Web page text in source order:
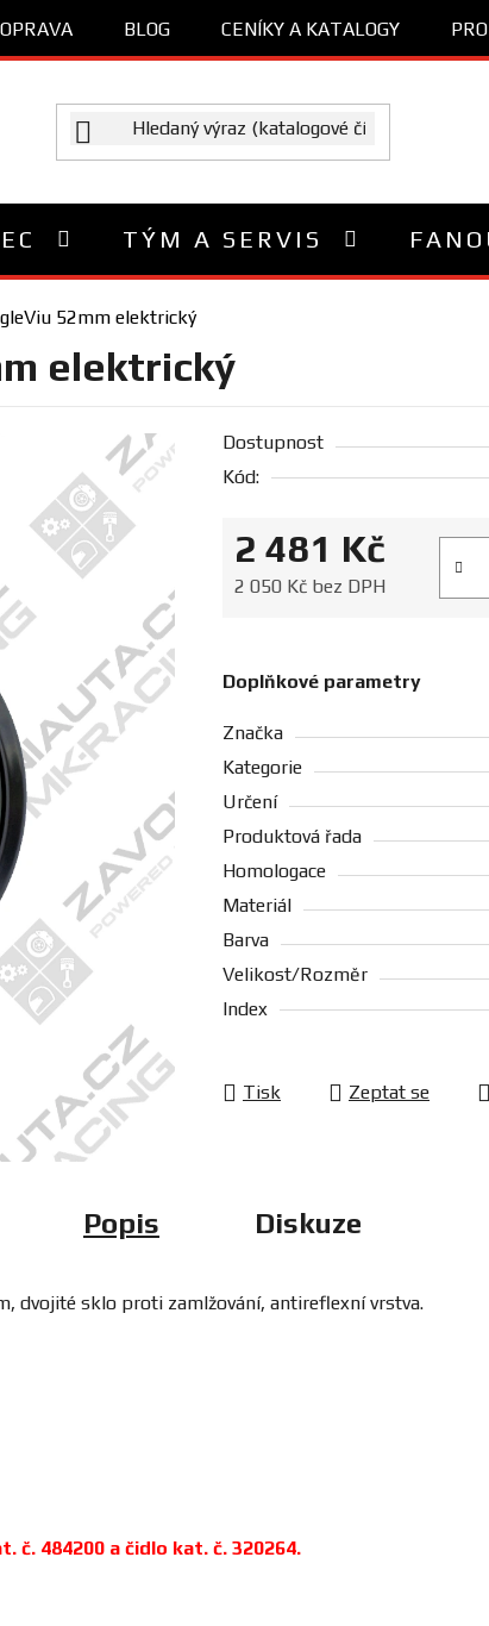
BLOG CENÍKY A KATALOGY
TÝM A SERVIS
52mm elektrický
elektrický
Dostupnost
Kód:
2 481 Kč
2 050 Kč bez DPH
Doplňkové parametry
Značka
Kategorie
Určení
Produktová řada
Homologace
Materiál
Barva
Velikost/Rozměr
Index
Tisk Zeptat se
Popis Diskuze
dvojité sklo proti zamlžování, antireflexní vrstva.
č. 484200 a čidlo kat. č. 320264.